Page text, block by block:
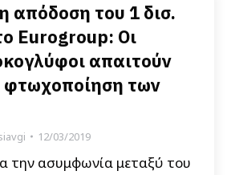
απόδοση του 1 δισ.
Eurogroup: Οι
απαιτούν
φτωχοποίηση των
12/03/2019
την ασυμφωνία μεταξύ του